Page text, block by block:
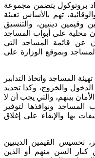
بروتوكول يتضمن مجموعة
تهم بالأساس تعبئة
وقيمين دينيين، والتنسيق
محلية على أبواب المساجد
عن قائمة المساجد التي
وبموقع الوزارة على
المساجد واتخاذ التدابير
الدخول والخروج، وكذا تحديد
بينهم، والتي يجب أن لا
ونوافذها لتوفير
بها والإبقاء على إغلاق
تحسيس القيمين الدينيين
عن كبار السن منهم أو الذين